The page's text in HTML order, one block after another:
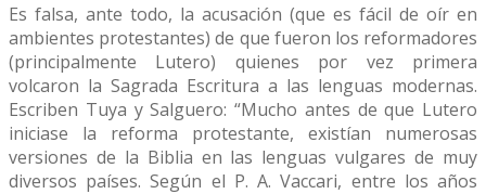
Es falsa, ante todo, la acusación (que es fácil de oír en
ambientes protestantes) de que fueron los reformadores
(principalmente Lutero) quienes por vez primera
volcaron la Sagrada Escritura a las lenguas modernas.
Escriben Tuya y Salguero: “Mucho antes de que Lutero
iniciase la reforma protestante, existían numerosas
versiones de la Biblia en las lenguas vulgares de muy
diversos países. Según el P. A. Vaccari, entre los años